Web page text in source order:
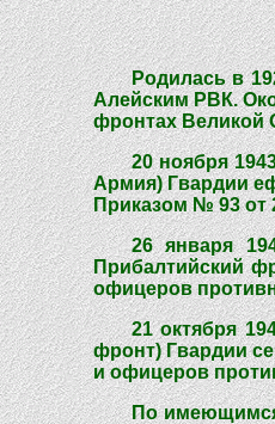
Родилась в
Алейским РВК.
фронтах Великой
20 ноября
Армия) Гвардии
Приказом № 93 от
26 января
Прибалтийский
офицеров
21 октября
фронт) Гвардии
и офицеров
По имеющимся